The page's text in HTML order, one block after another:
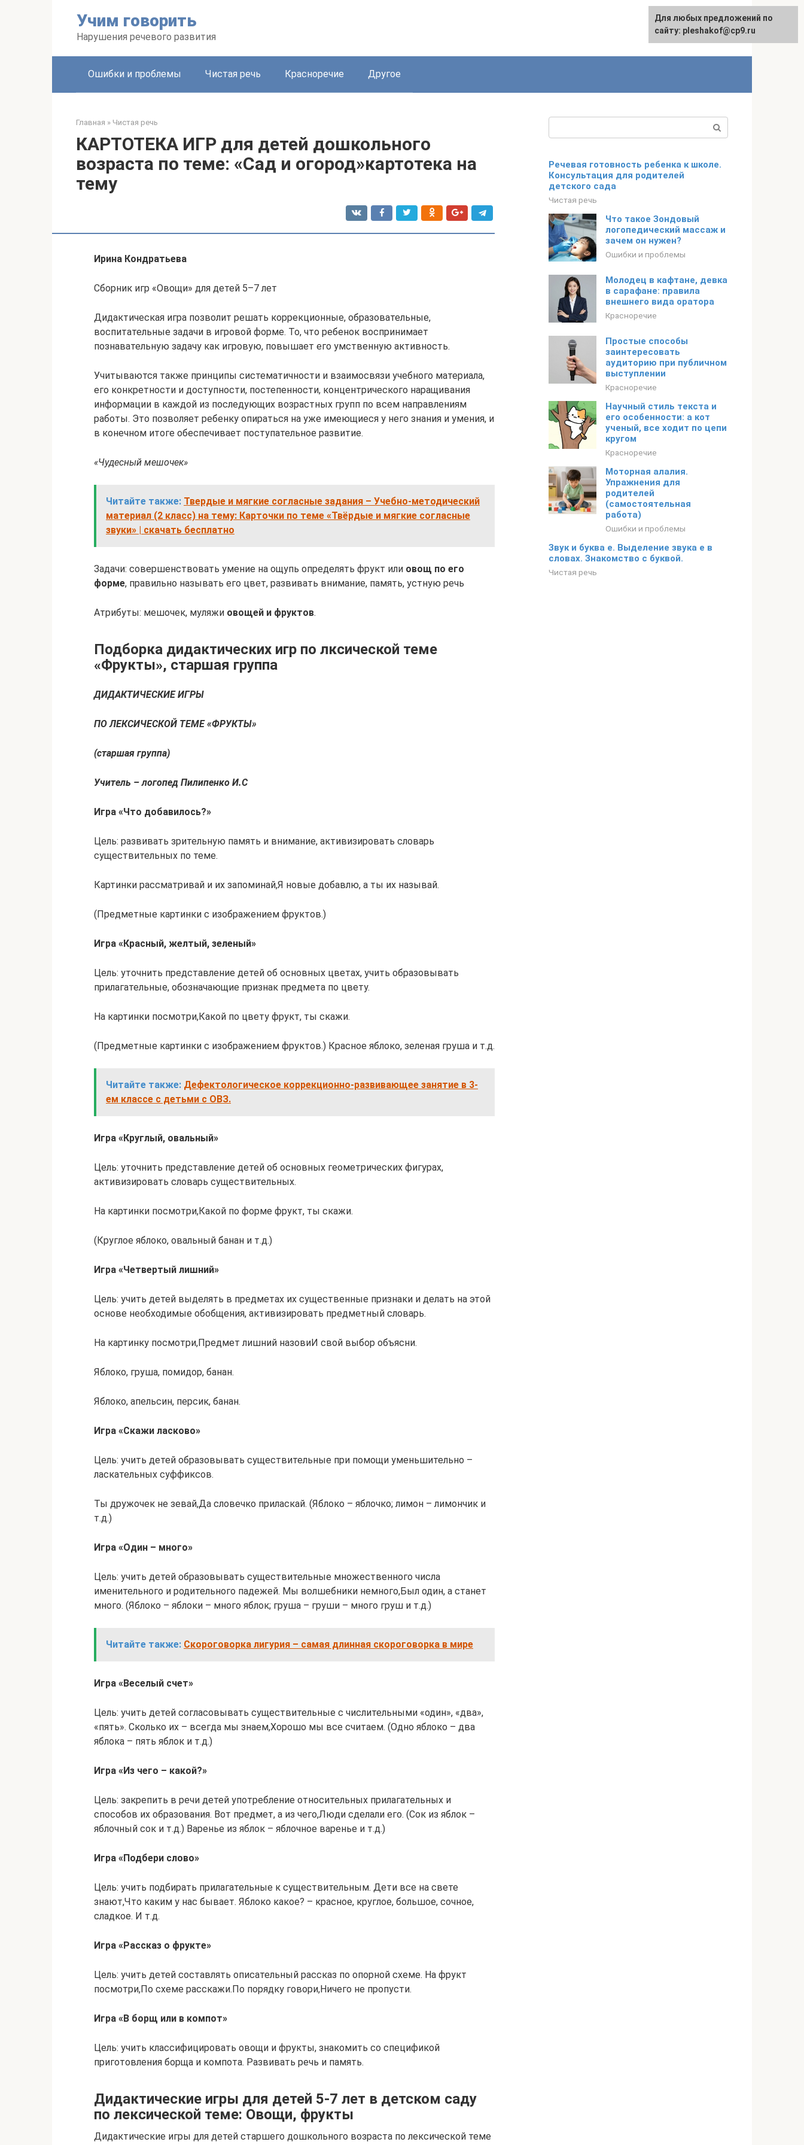
Учим говорить
Нарушения речевого развития
Ошибки и проблемы Чистая речь Красноречие Другое
Главная » Чистая речь
КАРТОТЕКА ИГР для детей дошкольного
возраста по теме: «Сад и огород»картотека на
тему
Ирина Кондратьева
Сборник игр «Овощи» для детей 5–7 лет
Дидактическая игра позволит решать коррекционные, образовательные,
воспитательные задачи в игровой форме. То, что ребенок воспринимает
познавательную задачу как игровую, повышает его умственную активность.
Учитываются также принципы систематичности и взаимосвязи учебного материала,
его конкретности и доступности, постепенности, концентрического наращивания
информации в каждой из последующих возрастных групп по всем направлениям
работы. Это позволяет ребенку опираться на уже имеющиеся у него знания и умения, и
в конечном итоге обеспечивает поступательное развитие.
«Чудесный мешочек»
Читайте также: Твердые и мягкие согласные задания – Учебно-методический
материал (2 класс) на тему: Карточки по теме «Твёрдые и мягкие согласные
звуки» | скачать бесплатно
Задачи: совершенствовать умение на ощупь определять фрукт или овощ по его
форме, правильно называть его цвет, развивать внимание, память, устную речь
Атрибуты: мешочек, муляжи овощей и фруктов.
Подборка дидактических игр по лксической теме
«Фрукты», старшая группа
ДИДАКТИЧЕСКИЕ ИГРЫ
ПО ЛЕКСИЧЕСКОЙ ТЕМЕ «ФРУКТЫ»
(старшая группа)
Учитель – логопед Пилипенко И.С
Игра «Что добавилось?»
Цель: развивать зрительную память и внимание, активизировать словарь
существительных по теме.
Картинки рассматривай и их запоминай,Я новые добавлю, а ты их называй.
(Предметные картинки с изображением фруктов.)
Игра «Красный, желтый, зеленый»
Цель: уточнить представление детей об основных цветах, учить образовывать
прилагательные, обозначающие признак предмета по цвету.
На картинки посмотри,Какой по цвету фрукт, ты скажи.
(Предметные картинки с изображением фруктов.) Красное яблоко, зеленая груша и т.д.
Читайте также: Дефектологическое коррекционно-развивающее занятие в 3-
ем классе с детьми с ОВЗ.
Игра «Круглый, овальный»
Цель: уточнить представление детей об основных геометрических фигурах,
активизировать словарь существительных.
На картинки посмотри,Какой по форме фрукт, ты скажи.
(Круглое яблоко, овальный банан и т.д.)
Игра «Четвертый лишний»
Цель: учить детей выделять в предметах их существенные признаки и делать на этой
основе необходимые обобщения, активизировать предметный словарь.
На картинку посмотри,Предмет лишний назовиИ свой выбор объясни.
Яблоко, груша, помидор, банан.
Яблоко, апельсин, персик, банан.
Игра «Скажи ласково»
Цель: учить детей образовывать существительные при помощи уменьшительно –
ласкательных суффиксов.
Ты дружочек не зевай,Да словечко приласкай. (Яблоко – яблочко; лимон – лимончик и
т.д.)
Игра «Один – много»
Цель: учить детей образовывать существительные множественного числа
именительного и родительного падежей. Мы волшебники немного,Был один, а станет
много. (Яблоко – яблоки – много яблок; груша – груши – много груш и т.д.)
Читайте также: Скороговорка лигурия – самая длинная скороговорка в мире
Игра «Веселый счет»
Цель: учить детей согласовывать существительные с числительными «один», «два»,
«пять». Сколько их – всегда мы знаем,Хорошо мы все считаем. (Одно яблоко – два
яблока – пять яблок и т.д.)
Игра «Из чего – какой?»
Цель: закрепить в речи детей употребление относительных прилагательных и
способов их образования. Вот предмет, а из чего,Люди сделали его. (Сок из яблок –
яблочный сок и т.д.) Варенье из яблок – яблочное варенье и т.д.)
Игра «Подбери слово»
Цель: учить подбирать прилагательные к существительным. Дети все на свете
знают,Что каким у нас бывает. Яблоко какое? – красное, круглое, большое, сочное,
сладкое. И т.д.
Игра «Рассказ о фрукте»
Цель: учить детей составлять описательный рассказ по опорной схеме. На фрукт
посмотри,По схеме расскажи.По порядку говори,Ничего не пропусти.
Игра «В борщ или в компот»
Цель: учить классифицировать овощи и фрукты, знакомить со спецификой
приготовления борща и компота. Развивать речь и память.
Дидактические игры для детей 5-7 лет в детском саду
по лексической теме: Овощи, фрукты
Дидактические игры для детей старшего дошкольного возраста по лексической теме
Речевая готовность ребенка к школе.
Консультация для родителей
детского сада
Чистая речь
Что такое Зондовый
логопедический массаж и
зачем он нужен?
Ошибки и проблемы
Молодец в кафтане, девка
в сарафане: правила
внешнего вида оратора
Красноречие
Простые способы
заинтересовать
аудиторию при публичном
выступлении
Красноречие
Научный стиль текста и
его особенности: а кот
ученый, все ходит по цепи
кругом
Красноречие
Моторная алалия.
Упражнения для
родителей
(самостоятельная
работа)
Ошибки и проблемы
Звук и буква е. Выделение звука е в
словах. Знакомство с буквой.
Чистая речь
Для любых предложений по
сайту: pleshakof@cp9.ru